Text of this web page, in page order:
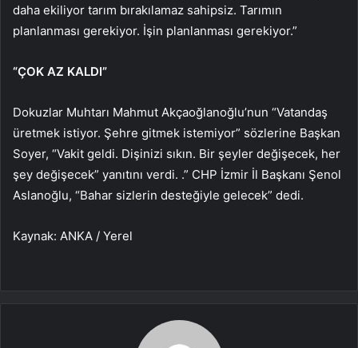
daha ekiliyor tarım bırakılamaz sahipsiz. Tarımın
planlanması gerekiyor. İşin planlanması gerekiyor.”
“ÇOK AZ KALDI”
Dokuzlar Muhtarı Mahmut Akçaoğlanoğlu’nun “Vatandaş
üretmek istiyor. Şehre gitmek istemiyor” sözlerine Başkan
Soyer, “Vakit geldi. Dişinizi sıkın. Bir şeyler değişecek, her
şey değişecek” yanıtını verdi. .” CHP İzmir İl Başkanı Şenol
Aslanoğlu, “Bahar sizlerin desteğiyle gelecek” dedi.
Kaynak: ANKA / Yerel